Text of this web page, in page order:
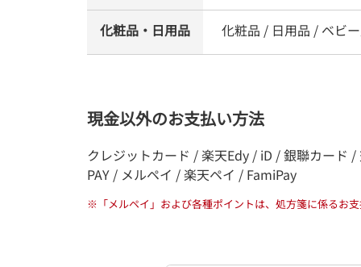
化粧品・日用品 化粧品 / 日用品 / ベビ
現金以外のお支払い方法
クレジットカード / 楽天Edy / iD / 銀聯カード
PAY / メルペイ / 楽天ペイ / FamiPay
※ 「メルペイ」および各種ポイントは、処方箋に係るお